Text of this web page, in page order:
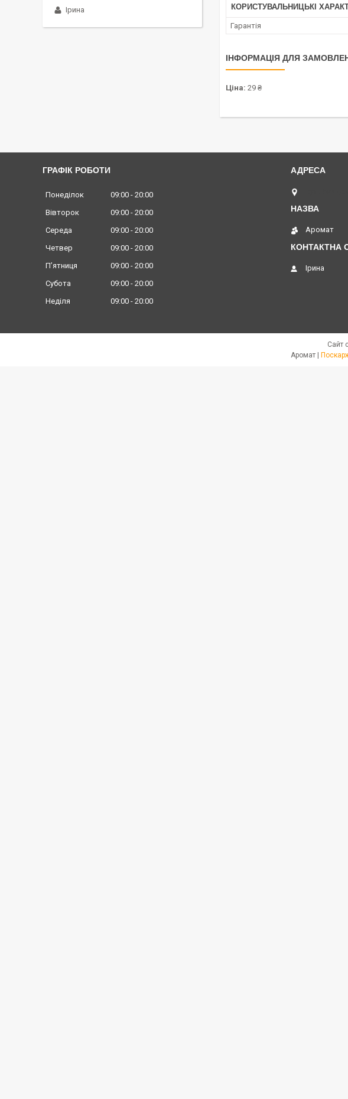
КОРИСТУВАЛЬНИЦЬКІ
Гарантія
ІНФОРМАЦІЯ ДЛЯ
Ціна: 29 ₴
Ірина
ГРАФІК РОБОТИ
Понеділок 09:00
20:00
Вівторок
09:00
20:00
Середа
09:00
20:00
Четвер
09:00
20:00
Пʼятниця
09:00
20:00
Субота
09:00
20:00
Неділя
09:00 20:00
Аромат
Ірина
Сайт